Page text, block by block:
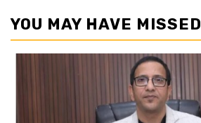
YOU MAY HAVE MISSED